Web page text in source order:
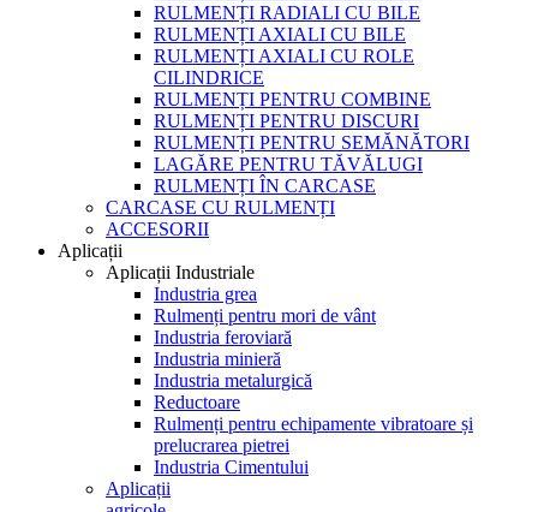
RULMENȚI RADIALI CU BILE
RULMENȚI AXIALI CU BILE
RULMENȚI AXIALI CU ROLE
CILINDRICE
RULMENȚI PENTRU COMBINE
RULMENȚI PENTRU DISCURI
RULMENȚI PENTRU SEMĂNĂTORI
LAGĂRE PENTRU TĂVĂLUGI
RULMENȚI ÎN CARCASE
CARCASE CU RULMENȚI
ACCESORII
Aplicații
Aplicații Industriale
Industria grea
Rulmenți pentru mori de vânt
Industria feroviară
Industria minieră
Industria metalurgică
Reductoare
Rulmenți pentru echipamente vibratoare și
prelucrarea pietrei
Industria Cimentului
Aplicații